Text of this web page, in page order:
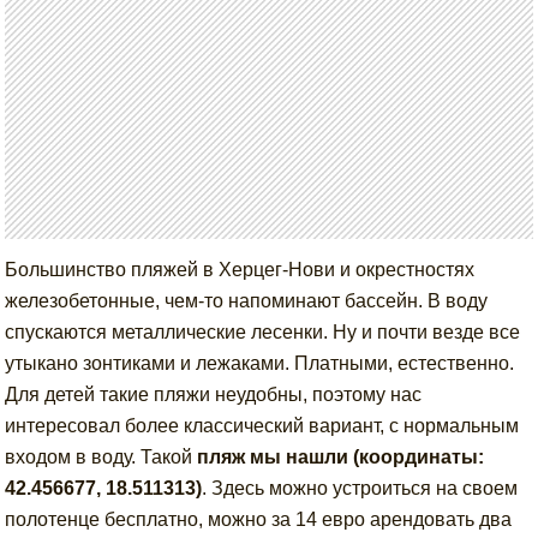
Большинство пляжей в Херцег-Нови и окрестностях
железобетонные, чем-то напоминают бассейн. В воду
спускаются металлические лесенки. Ну и почти везде все
утыкано зонтиками и лежаками. Платными, естественно.
Для детей такие пляжи неудобны, поэтому нас
интересовал более классический вариант, с нормальным
входом в воду. Такой пляж мы нашли (координаты:
42.456677, 18.511313). Здесь можно устроиться на своем
полотенце бесплатно, можно за 14 евро арендовать два